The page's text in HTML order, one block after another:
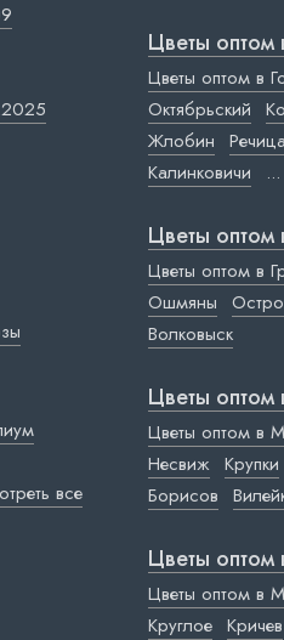
все
Цветы оптом
Цветы оптом в
Октябрьский
Жлобин Речица
Калинковичи
...
Цветы оптом
Цветы оптом в
Ошмяны
Волковыск
Цветы
Цветы оптом в
Несвиж Крупки
Борисов
Цветы оптом
Цветы оптом в
Круглое Кричев